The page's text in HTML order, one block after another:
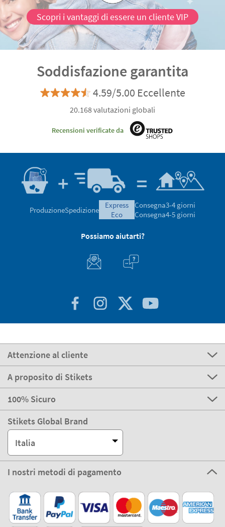
Scopri i vantaggi di essere un cliente VIP
Soddisfazione garantita
4.59/5.00 Eccellente
20.168 valutazioni globali
Recensioni verificate da
ProduzioneSpedizione
express
eco
Consegna3-4 giorni
Consegna4-5 giorni
Possiamo aiutarti?
Attenzione al cliente
A proposito di Stikets
100% Sicuro
Stikets Global Brand
Italia
I nostri metodi di pagamento